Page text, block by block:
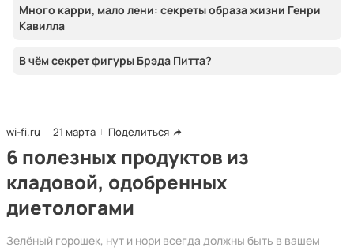
Много карри, мало лени: секреты образа жизни Генри
Кавилла
В чём секрет фигуры Брэда Питта?
wi-fi.ru 21 марта Поделиться
6 полезных продуктов из
кладовой, одобренных
диетологами
Зелёный горошек, нут и нори всегда должны быть в вашем